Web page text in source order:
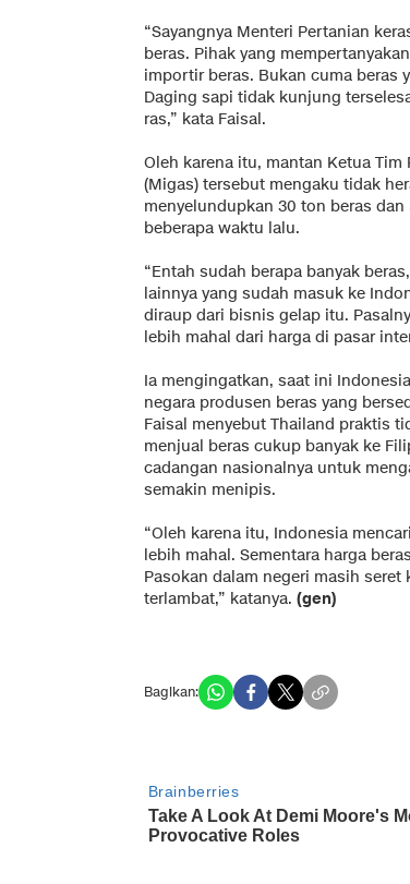
“Sayangnya Menteri Pertanian
beras. Pihak yang
importir beras. Bukan cuma beras
Daging sapi tidak kunjung
ras,” kata Faisal.
Oleh karena itu, mantan Ketua
(Migas) tersebut mengaku tidak
menyelundupkan 30 ton beras
beberapa waktu lalu.
“Entah sudah berapa banyak
lainnya yang sudah masuk ke
diraup dari bisnis gelap itu.
lebih mahal dari harga di pasar
Ia mengingatkan, saat ini
negara produsen beras yang
Faisal menyebut Thailand praktis
menjual beras cukup banyak ke
cadangan nasionalnya untuk
semakin menipis.
“Oleh karena itu, Indonesia
lebih mahal. Sementara harga
Pasokan dalam negeri masih
terlambat,” katanya. (gen)
Bagikan: